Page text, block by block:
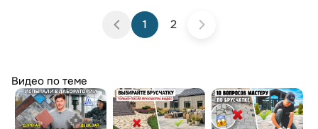
1 2
Видео по теме